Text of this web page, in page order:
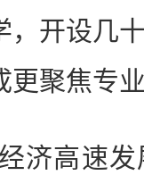
，开设几
更聚焦专
高速发